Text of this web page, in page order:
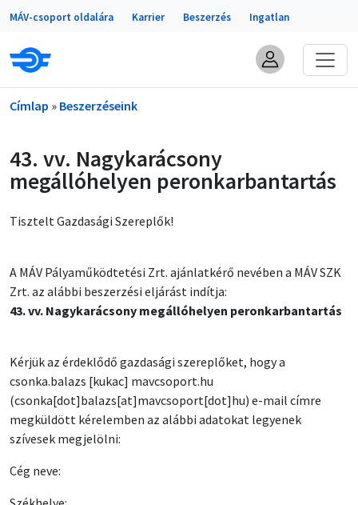
Ugrás a tartalomra
Portálok
MÁV-csoport oldalára Karrier Beszerzés Ingatlan
Morzsa
Címlap Beszerzéseink
43. vv. Nagykarácsony
megállóhelyen peronkarbantartás
Tisztelt Gazdasági Szereplők!
A MÁV Pályaműködtetési Zrt. ajánlatkérő nevében a MÁV SZK
Zrt. az alábbi beszerzési eljárást indítja:
43. vv. Nagykarácsony megállóhelyen peronkarbantartás
Kérjük az érdeklődő gazdasági szereplőket, hogy a
csonka.balazs [kukac] mavcsoport.hu
(csonka[dot]balazs[at]mavcsoport[dot]hu) e-mail címre
megküldött kérelemben az alábbi adatokat legyenek
szívesek megjelölni:
Cég neve: